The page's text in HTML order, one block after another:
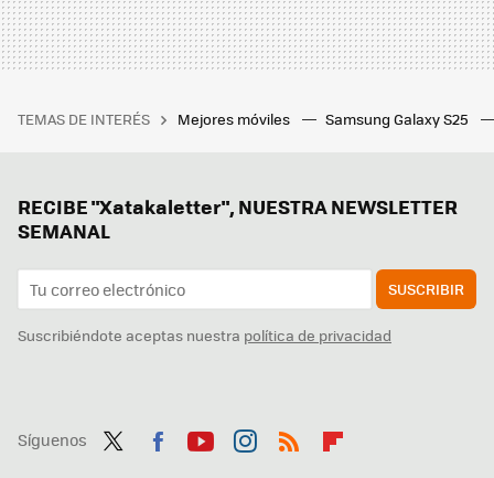
TEMAS DE INTERÉS Mejores móviles Samsung Galaxy S25
RECIBE "Xatakaletter", NUESTRA NEWSLETTER
SEMANAL
SUSCRIBIR
Suscribiéndote aceptas nuestra política de privacidad
Síguenos